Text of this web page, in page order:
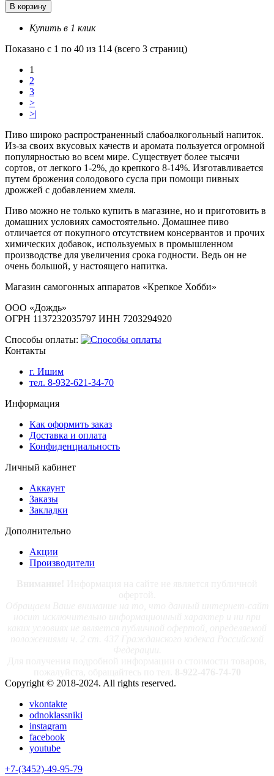
В корзину
Купить в 1 клик
Показано с 1 по 40 из 114 (всего 3 страниц)
1
2
3
>
>|
Пиво широко распространенный слабоалкогольный напиток.
Из-за своих вкусовых качеств и аромата пользуется огромной
популярностью во всем мире. Существует более тысячи
сортов, от легкого 1-2%, до крепкого 8-14%. Изготавливается
путем брожения солодового сусла при помощи пивных
дрожжей с добавлением хмеля.
Пиво можно не только купить в магазине, но и приготовить в
домашних условиях самостоятельно. Домашнее пиво
отличается от покупного отсутствием консервантов и прочих
химических добавок, используемых в промышленном
производстве для увеличения срока годности. Ведь он не
очень большой, у настоящего напитка.
Магазин самогонных аппаратов «Крепкое Хобби»
ООО «Дождь»
ОГРН 1137232035797 ИНН 7203294920
Способы оплаты:
Контакты
г. Ишим
тел. 8-932-621-34-70
Информация
Как оформить заказ
Доставка и оплата
Конфиденциальность
Личный кабинет
Аккаунт
Заказы
Закладки
Дополнительно
Акции
Производители
Copyright © 2018-2024. All rights reserved.
vkontakte
odnoklassniki
instagram
facebook
youtube
+7-(3452)-49-95-79